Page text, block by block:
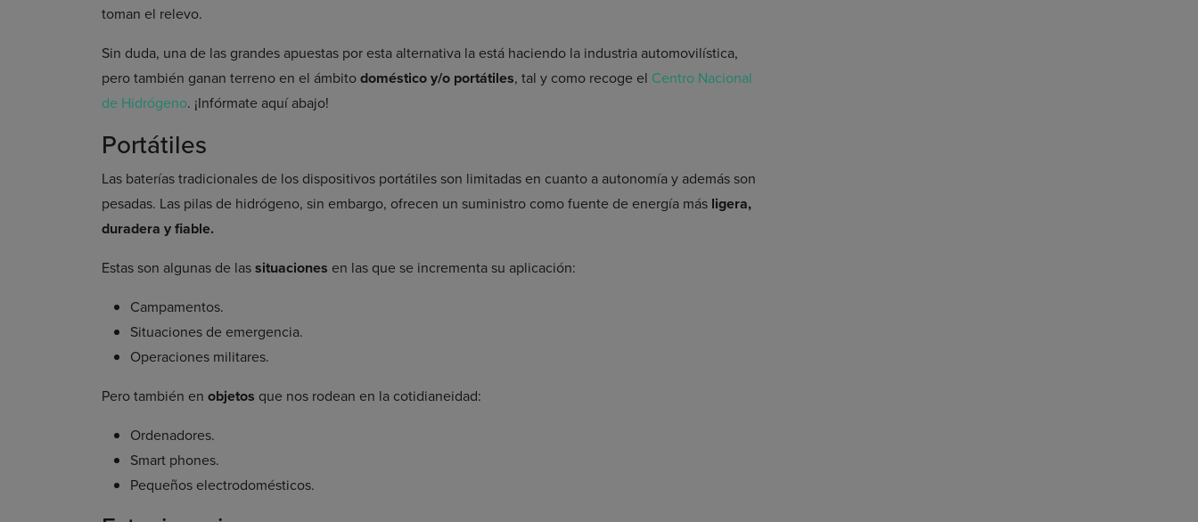
toman el relevo.
Sin duda, una de las grandes apuestas por esta alternativa la está haciendo la industria automovilística,
pero también ganan terreno en el ámbitodoméstico y/o portátiles, tal y como recoge el Centro Nacional
de Hidrógeno. ¡Infórmate aquí abajo!
Portátiles
Las baterías tradicionales de los dispositivos portátiles son limitadas en cuanto a autonomía y además son
pesadas. Las pilas de hidrógeno, sin embargo, ofrecen un suministro como fuente de energía más ligera,
duradera y fiable.
Estas son algunas de lassituaciones en las que se incrementa su aplicación:
Campamentos.
Situaciones de emergencia.
Operaciones militares.
Pero también en objetos que nos rodean en la cotidianeidad:
Ordenadores.
Smart phones.
Pequeños electrodomésticos.